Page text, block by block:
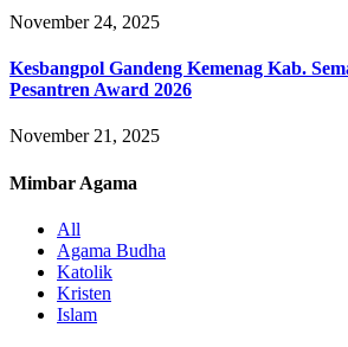
November 24, 2025
Kesbangpol Gandeng Kemenag Kab.
Pesantren Award 2026
November 21, 2025
Mimbar Agama
All
Agama Budha
Katolik
Kristen
Islam